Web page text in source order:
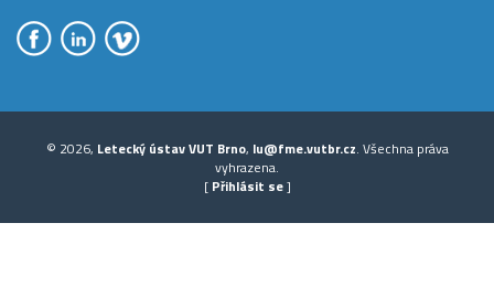
© 2026, Letecký ústav VUT Brno, lu@fme.vutbr.cz. Všechna práva
vyhrazena.
[ Přihlásit se]